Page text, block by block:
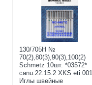
130/705H №
70(2),80(3),90(3),100(2)
Schmetz 10шт. *03572*
canu:22:15.2 XKS eti 001
Иглы швейные